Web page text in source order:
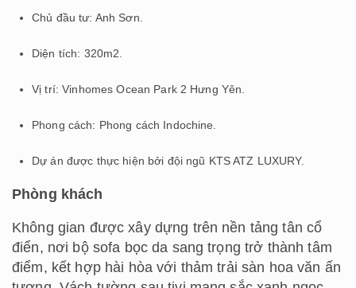
Chủ đầu tư: Anh Sơn.
Diện tích: 320m2.
Vị trí: Vinhomes Ocean Park 2 Hưng Yên.
Phong cách: Phong cách Indochine.
Dự án được thực hiện bởi đội ngũ KTS ATZ LUXURY.
Phòng khách
Không gian được xây dựng trên nền tảng tân cổ
điển, nơi bộ sofa bọc da sang trọng trở thành tâm
điểm, kết hợp hài hòa với thảm trải sàn hoa văn ấn